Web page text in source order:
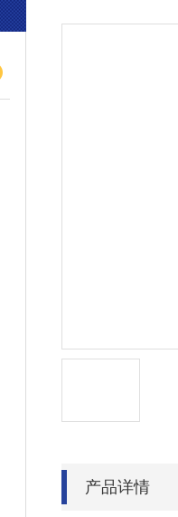
产品详情